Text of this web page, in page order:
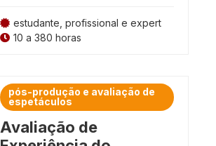
estudante, profissional e expert
10 a 380 horas
pós-produção e avaliação de
espetáculos
Avaliação de